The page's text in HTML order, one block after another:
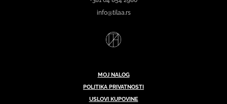
info@tilaa.rs
MOJ NALOG
POLITIKA PRIVATNOSTI
USLOVI KUPOVINE